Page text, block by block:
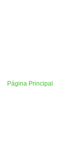
Página Principal